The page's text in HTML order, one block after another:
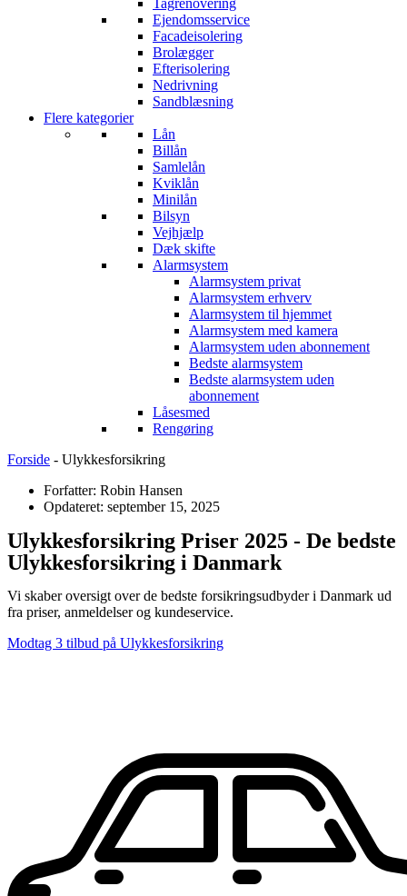
Tagrenovering
Ejendomsservice
Facadeisolering
Brolægger
Efterisolering
Nedrivning
Sandblæsning
Flere kategorier
Lån
Billån
Samlelån
Kviklån
Minilån
Bilsyn
Vejhjælp
Dæk skifte
Alarmsystem
Alarmsystem privat
Alarmsystem erhverv
Alarmsystem til hjemmet
Alarmsystem med kamera
Alarmsystem uden abonnement
Bedste alarmsystem
Bedste alarmsystem uden
abonnement
Låsesmed
Rengøring
Forside - Ulykkesforsikring
Forfatter: Robin Hansen
Opdateret: september 15, 2025
Ulykkesforsikring Priser 2025 - De bedste
Ulykkesforsikring i Danmark
Vi skaber oversigt over de bedste forsikringsudbyder i Danmark ud
fra priser, anmeldelser og kundeservice.
Modtag 3 tilbud på Ulykkesforsikring